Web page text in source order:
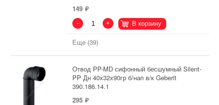
149
- + В корзину
Еще (39)
Отвод PP-MD сифонный бесшумный Silent-
PP Дн 40х32х90гр б/нап в/к Geberit
390.186.14.1
295